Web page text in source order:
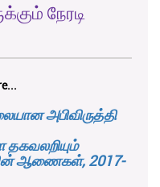
நேரடி
P...
அபிவிருத்தி
ஆணைகள், 2017-